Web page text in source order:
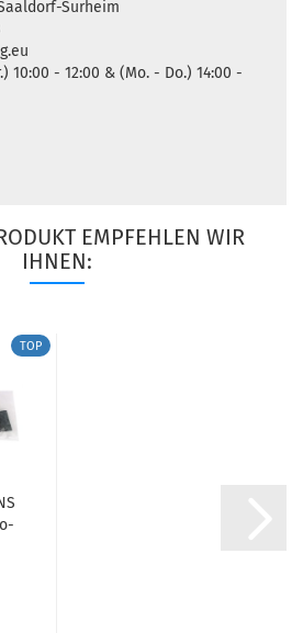
Surheim
10:00 - 12:00 & (Mo. - Do.) 14:00 -
EMPFEHLEN WIR
IHNEN:
TOP